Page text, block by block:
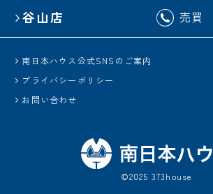
谷山店 売買
南日本ハウス公式SNSのご案内
プライバシーポリシー
お問い合わせ
©2025 373house